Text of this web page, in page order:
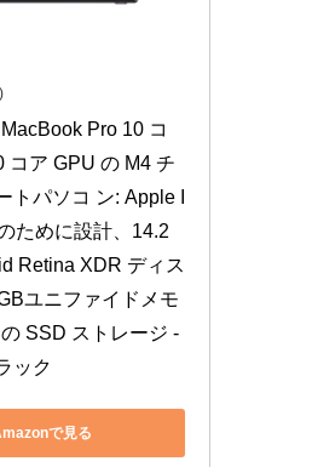
Pro 10 コ
コア GPU の M4 チ
トパソコ ン: Apple I
ために設計、14.2
Retina XDR ディス
ユニファイドメモ
SSD ストレージ -
ック
で見る